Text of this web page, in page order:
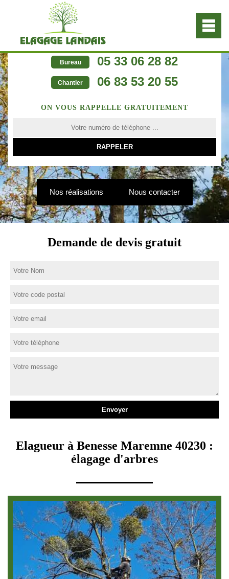
Bureau 05 33 06 28 82
Chantier 06 83 53 20 55
ON VOUS RAPPELLE GRATUITEMENT
Nos réalisations Nous contacter
Demande de devis gratuit
Elagueur à Benesse Maremne 40230 :
élagage d'arbres